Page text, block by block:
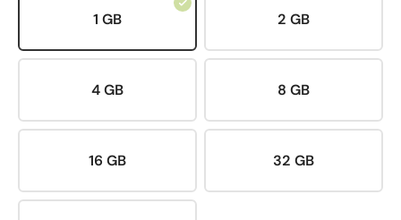
1 GB 2 GB
4 GB 8 GB
16 GB 32 GB